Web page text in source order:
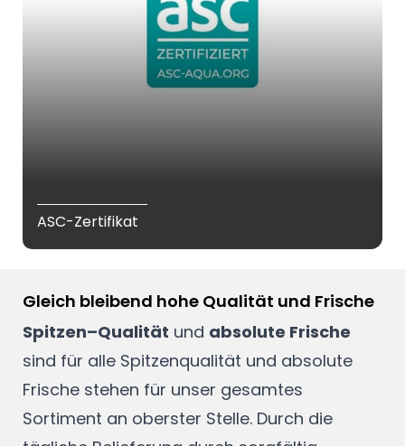
ASC-Zertifikat
Gleich bleibend hohe Qualität und Frische
Spitzen–Qualität und absolute Frische
sind für alle Spitzenqualität und absolute
Frische stehen für unser gesamtes
Sortiment an oberster Stelle. Durch die